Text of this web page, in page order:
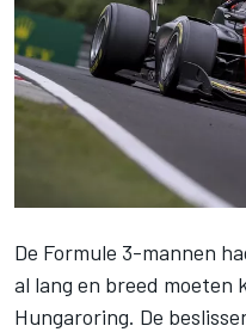
De Formule 3-mannen
al lang en breed moeten
Hungaroring. De